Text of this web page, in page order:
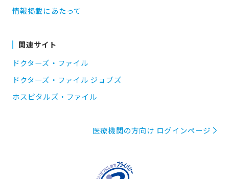
情報掲載にあたって
関連サイト
ドクターズ・ファイル
ドクターズ・ファイル ジョブズ
ホスピタルズ・ファイル
医療機関の方向け ログインページ